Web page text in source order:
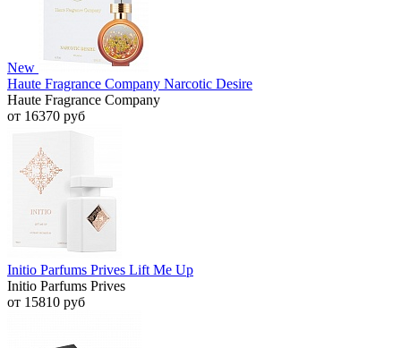
New
Haute Fragrance Company Narcotic Desire
Haute Fragrance Company
от 16370 руб
Initio Parfums Prives Lift Me Up
Initio Parfums Prives
от 15810 руб